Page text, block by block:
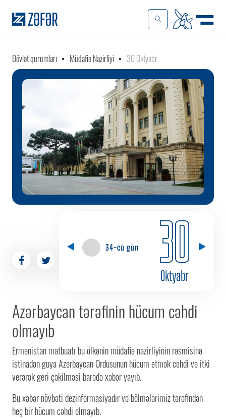
Dövlət qurumları Müdafiə Nazirliyi 30 Oktyabr
34-cü gün 30
Oktyabr
Azərbaycan tərəfinin hücum cəhdi
olmayıb
Ermənistan mətbuatı bu ölkənin müdafiə nazirliyinin rəsmisinə
istinadən guya Azərbaycan Ordusunun hücum etmək cəhdi və itki
verərək geri çəkilməsi barədə xəbər yayıb.
Bu xəbər növbəti dezinformasiyadır və bölmələrimiz tərəfindən
heç bir hücum cəhdi olmayıb.